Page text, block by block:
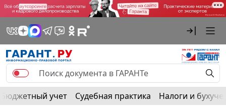
Бюджетный учет Судебная практика Налоги и